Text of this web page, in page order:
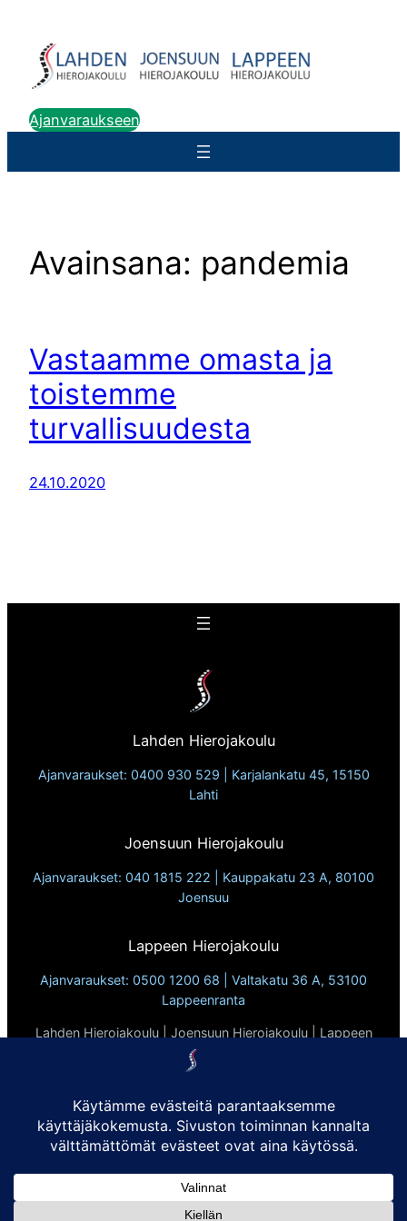
sisältöön
Ajanvaraukseen
Avainsana: pandemia
Vastaamme omasta ja
toistemme
turvallisuudesta
24.10.2020
Lahden Hierojakoulu
Ajanvaraukset: 0400 930 529 | Karjalankatu 45, 15150
Lahti
Joensuun Hierojakoulu
Ajanvaraukset: 040 1815 222 | Kauppakatu 23 A, 80100
Joensuu
Lappeen Hierojakoulu
Ajanvaraukset: 0500 1200 68 | Valtakatu 36 A, 53100
Lappeenranta
Lahden Hierojakoulu | Joensuun Hierojakoulu | Lappeen
Hierojakoulu
Vuodesta 2010
Tietosuojaseloste
Evästekäytännöt:
seuraimia. Käytämme ainoastaan evästeitä, jotka ovat
sivuston toimivuuden kannalta välttämättömiä.